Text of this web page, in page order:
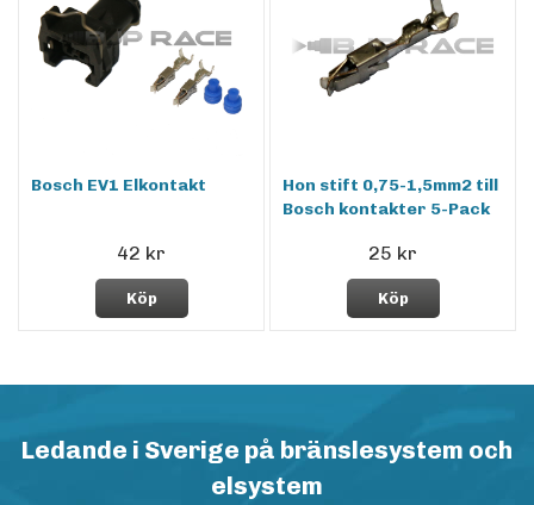
Bosch EV1 Elkontakt
42 kr
Köp
Hon stift 0,75-1,5mm2 till
Bosch kontakter 5-Pack
25 kr
Köp
Ledande i Sverige på bränslesystem och
elsystem